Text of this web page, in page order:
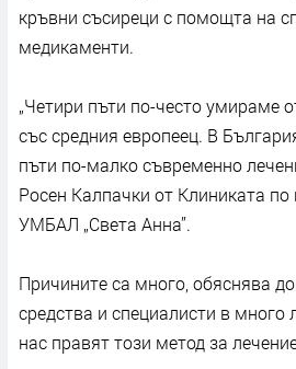
кръвни съсиреци с помощта на
медикаменти.
„Четири пъти по-често умираме
със средния европеец. В
пъти по-малко съвременно
Росен Калпачки от Клиниката
УМБАЛ „Света Анна”.
Причините са много, обяснява
средства и специалисти в много
нас правят този метод за